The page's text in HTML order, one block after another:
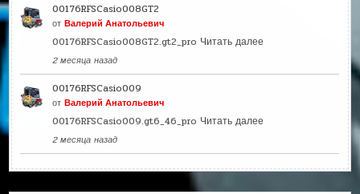
00176RFSCasio008GT2
отВалерий Анатольевич
00176RFSCasio008GT2.gt2_pro Читать далее
2 месяца назад
00176RFSCasio009
отВалерий Анатольевич
00176RFSCasio009.gt6_46_pro Читать далее
2 месяца назад